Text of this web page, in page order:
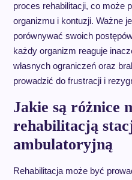
proces rehabilitacji, co może
organizmu i kontuzji. Ważne
porównywać swoich
każdy organizm reaguje
własnych ograniczeń oraz
prowadzić do frustracji i
Jakie są różnice
rehabilitacją
ambulatoryjną
Rehabilitacja może być